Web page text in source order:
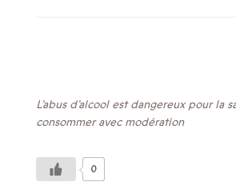
L’abus d’alcool est dangereux pour la
consommer avec modération
0